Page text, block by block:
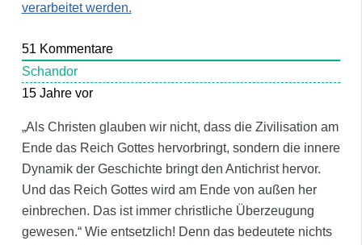
verarbeitet werden.
51 Kommentare
Schandor
15 Jahre vor
„Als Christen glauben wir nicht, dass die Zivilisation am
Ende das Reich Gottes hervorbringt, sondern die innere
Dynamik der Geschichte bringt den Antichrist hervor.
Und das Reich Gottes wird am Ende von außen her
einbrechen. Das ist immer christliche Überzeugung
gewesen.“ Wie entsetzlich! Denn das bedeutete nichts